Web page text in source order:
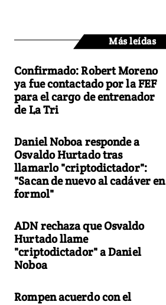
Más leídas
Confirmado: Robert Moreno
ya fue contactado por la FEF
para el cargo de entrenador
de La Tri
Daniel Noboa responde a
Osvaldo Hurtado tras
llamarlo "criptodictador":
"Sacan de nuevo al cadáver en
formol"
ADN rechaza que Osvaldo
Hurtado llame
"criptodictador" a Daniel
Noboa
Rompen acuerdo con el